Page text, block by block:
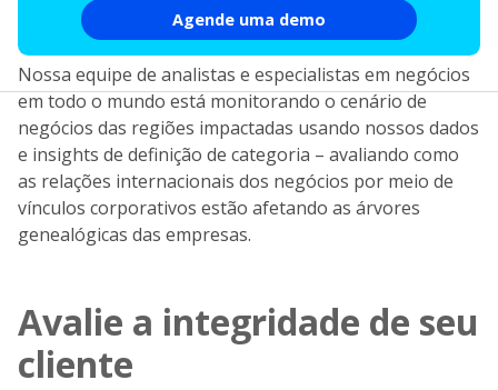
Agende uma demo
Nossa equipe de analistas e especialistas em negócios
em todo o mundo está monitorando o cenário de
negócios das regiões impactadas usando nossos dados
e insights de definição de categoria – avaliando como
as relações internacionais dos negócios por meio de
vínculos corporativos estão afetando as árvores
genealógicas das empresas.
Avalie a integridade de seu
cliente